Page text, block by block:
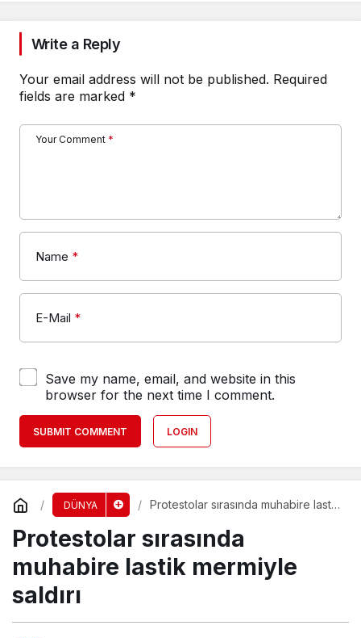
Write a Reply
Your email address will not be published. Required
fields are marked *
Your Comment *
Name *
E-Mail *
Save my name, email, and website in this
browser for the next time I comment.
SUBMIT COMMENT LOGIN
DÜNYA
Protestolar sırasında muhabire lastik
Protestolar sırasında
muhabire lastik mermiyle
saldırı